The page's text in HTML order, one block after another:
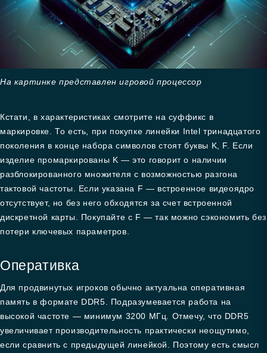
На картинке представлен игровой процессор
Кстати, в характеристиках смотрите на суффикс в
маркировке. То есть, при покупке линейки Intel тринадцатого
поколения в конце набора символов стоят буквы K, F. Если
изделие промаркированы K — это говорит о наличии
разблокированного множителя с возможностью разгона
тактовой частоты. Если указана F — встроенное видеоядро
отсутствует, но без него обходятся за счет встроенной
дискретной карты. Покупайте с F — так можно сэкономить без
потери ключевых параметров.
Оперативка
Для продвинутых игроков обычно актуальна оперативная
память в формате DDR5. Подразумевается работа на
высокой частоте — минимум 3200 МГц. Отмечу, что DDR5
увеличивает производительность практически неощутимо,
если сравнить с предыдущей линейкой. Поэтому есть смысл